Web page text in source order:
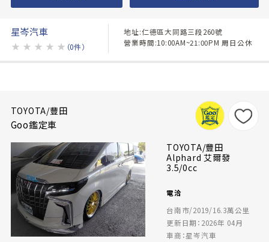
星岑汽車
★ ★ ★ ★ ★ （0件）
地址:仁德區大同路三段260號
營業時間:10:00AM~21:00PM 周日公休
TOYOTA/豐田
Goo鑑定車
TOYOTA/豐田
Alphard 艾爾發
3.5/0cc
電洽
台南市/2019/16.3萬公里
更新日期：2026年 04月
車商：星岑汽車